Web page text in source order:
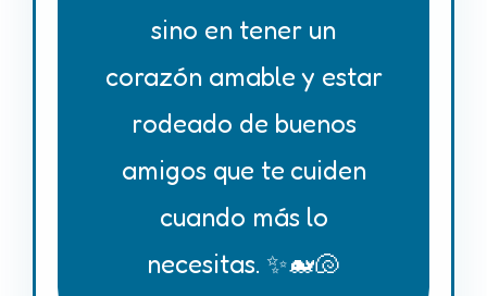
sino en tener un
corazón amable y estar
rodeado de buenos
amigos que te cuiden
cuando más lo
necesitas. ✨🐋🐚